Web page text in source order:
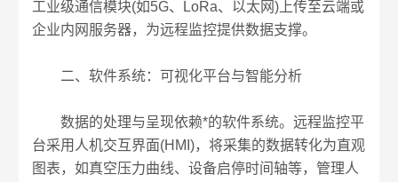
工业级通信模块(如5G、LoRa、以太网)上传至云端或
企业内网服务器，为远程监控提供数据支撑。​
二、软件系统：可视化平台与智能分析​
数据的处理与呈现依赖*的软件系统。远程监控平
台采用人机交互界面(HMI)，将采集的数据转化为直观
图表，如真空压力曲线、设备启停时间轴等，管理人